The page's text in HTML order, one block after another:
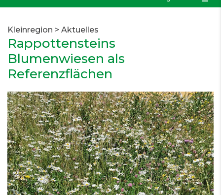
Kleinregion > Aktuelles
Rappottensteins
Blumenwiesen als
Referenzflächen